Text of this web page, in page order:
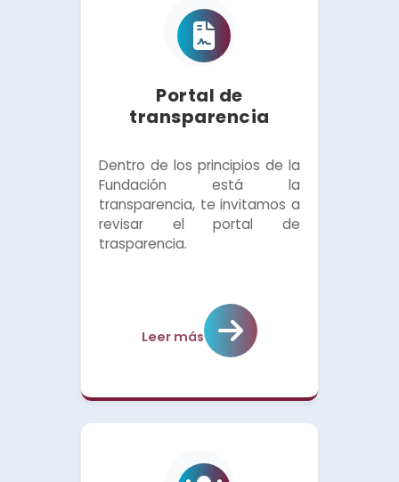
Portal de
transparencia
Dentro de los principios de la
Fundación está la
transparencia, te invitamos a
revisar el portal de
trasparencia.
Leer más